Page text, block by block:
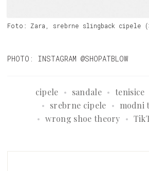
Foto: Zara, srebrne slingback cipele
PHOTO: INSTAGRAM @SHOPATBLOW
cipele sandale tenisice
srebrne cipele
modni
wrong shoe theory